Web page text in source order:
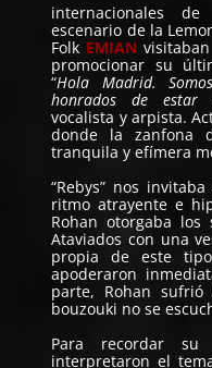
internacionales
escenario de la
Folk EMIAN
promocionar su
“Hola Madrid.
honrados de estar
vocalista y arpista.
donde la zanfona
tranquila y efímera
“Rebys” nos
ritmo atrayente e
Rohan otorgaba
Ataviados con una
propia de este
apoderaron
parte, Rohan
bouzouki no se
Para recordar
interpretaron el